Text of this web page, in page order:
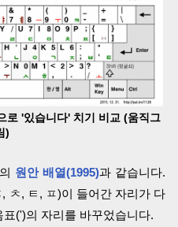
로 '있습니다' 치기 비교 (움직그
)
원안 배열(1995)과 같습니다.
ㅊ, ㅌ, ㅍ)이 들어간 자리가 다
(')의 자리를 바꾸었습니다.